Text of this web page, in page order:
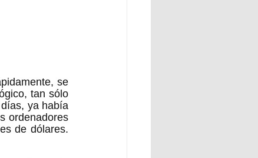
se
tan sólo
ya había
ordenadores
de dólares.